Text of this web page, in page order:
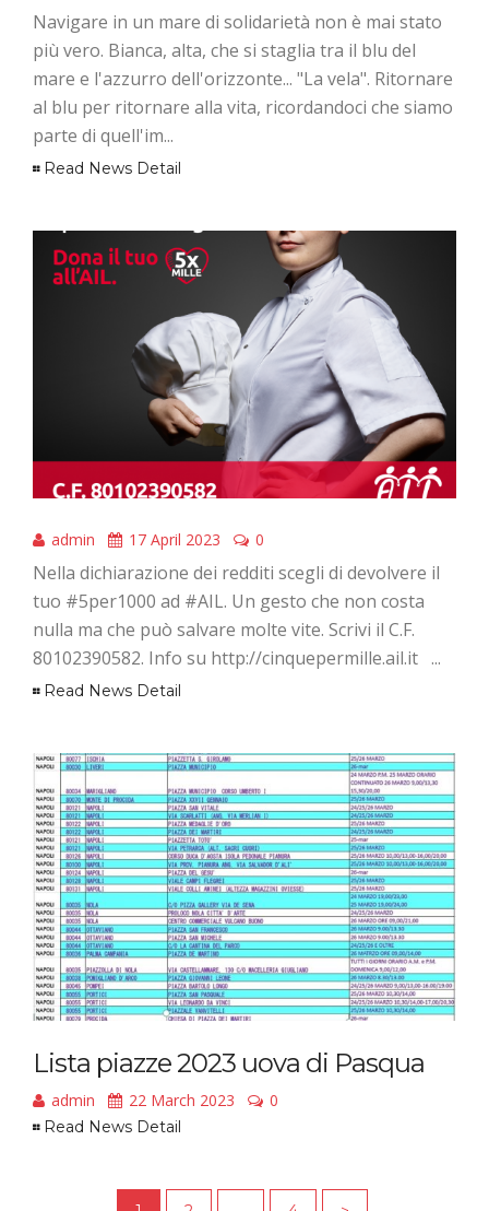
Navigare in un mare di solidarietà non è mai stato
più vero. Bianca, alta, che si staglia tra il blu del
mare e l'azzurro dell'orizzonte... "La vela". Ritornare
al blu per ritornare alla vita, ricordandoci che siamo
parte di quell'im...
Read News Detail
admin 17 April 2023 0
Nella dichiarazione dei redditi scegli di devolvere il
tuo #5per1000 ad #AIL. Un gesto che non costa
nulla ma che può salvare molte vite. Scrivi il C.F.
80102390582. Info su http://cinquepermille.ail.it ...
Read News Detail
Lista piazze 2023 uova di Pasqua
admin 22 March 2023 0
Read News Detail